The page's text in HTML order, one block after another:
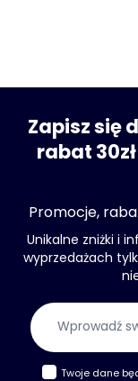
Zapisz się
rabat
Promocje,
Unikalne zniżki i
wyprzedażach
Twoje dane